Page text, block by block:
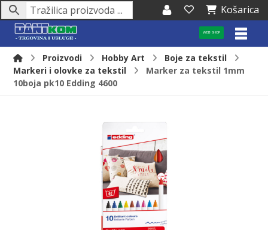
Košarica
WEB SHOP
Proizvodi Hobby Art
Boje za tekstil
Markeri i olovke za tekstil
Marker za tekstil 1mm
10boja pk10 Edding 4600